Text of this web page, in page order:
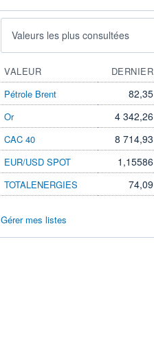
Valeurs les plus consultées
VALEUR DERNIER
Pétrole Brent
82,35
Or 4 342,26
CAC 40 8 714,93
EUR/USD SPOT 1,15586
TOTALENERGIES 74,09
Gérer mes listes